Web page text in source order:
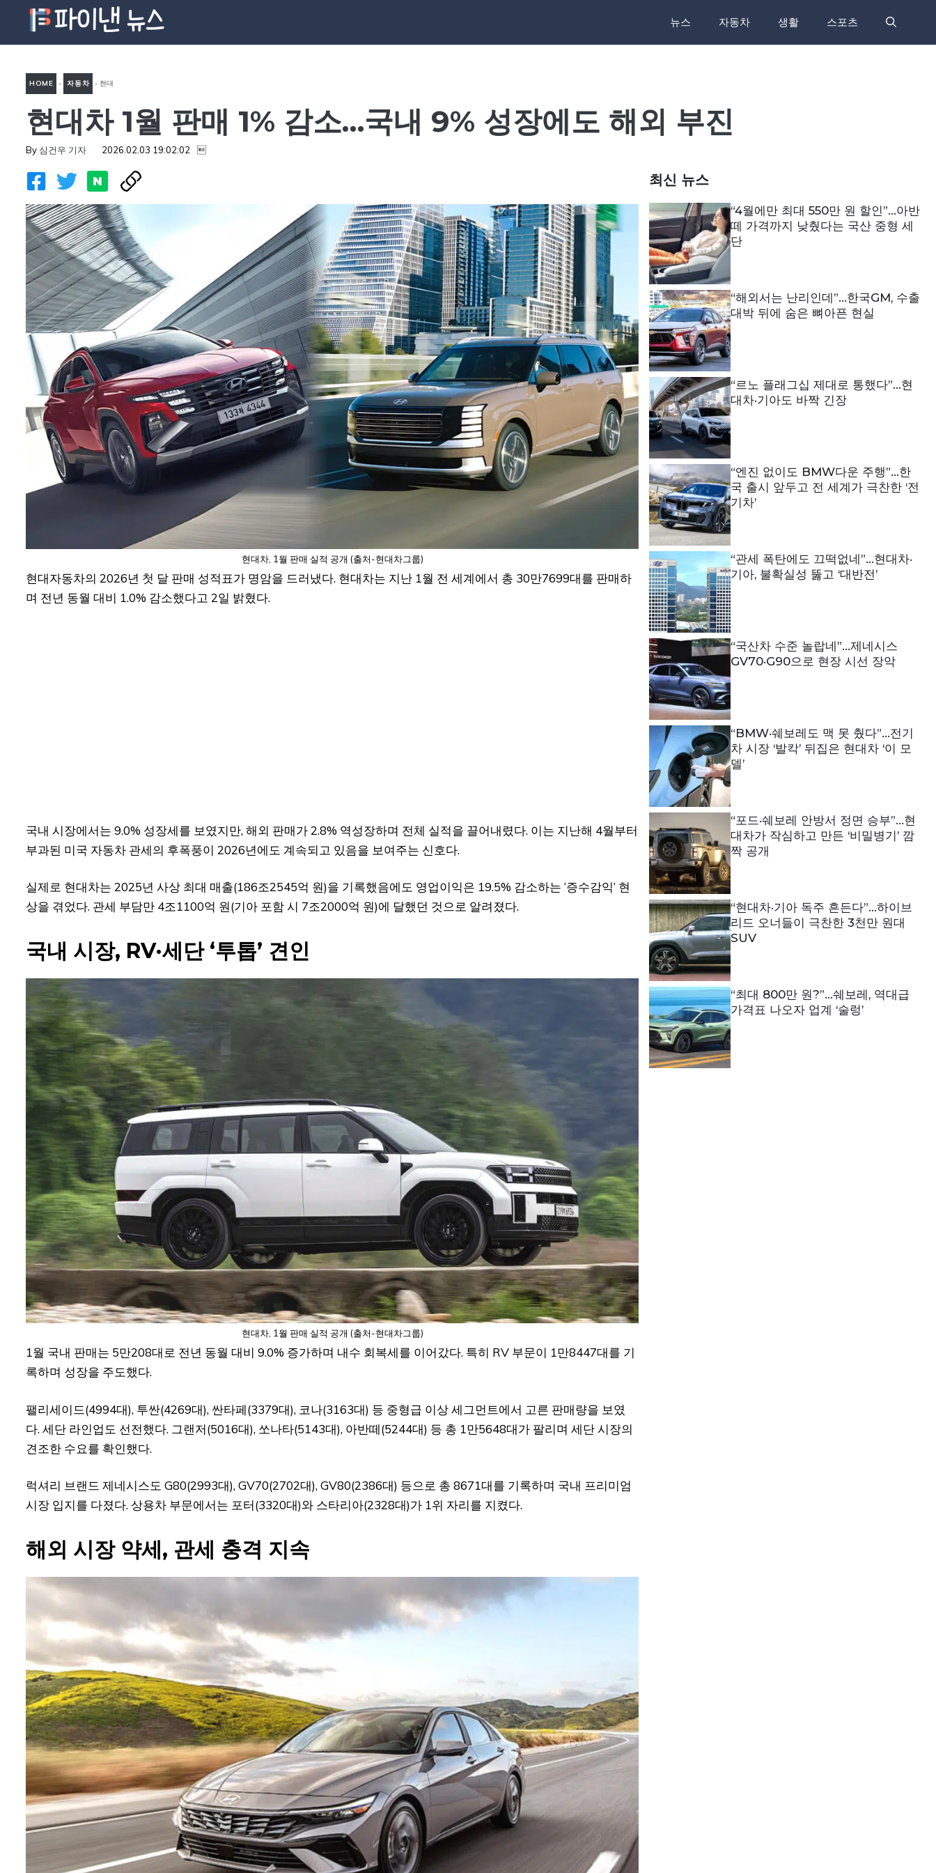
츠
뉴스 자동차 생활 스포츠
HOME - 자동차 - 현대
차 1월 판매 1% 감소…국내
9% 성장에도 해외 부진
현대차 1월 판매 1% 감소…국내 9% 성장에도 해외 부진
By 심건우 기자 2026.02.03 19:02:02 
현대차, 1월 판매 실적 공개 (출처-현대차그룹)
현대자동차의 2026년 첫 달 판매 성적표가 명암을 드러냈다. 현대차는 지난 1월 전 세계에서 총 30만7699대를 판매하
며 전년 동월 대비 1.0% 감소했다고 2일 밝혔다.
국내 시장에서는 9.0% 성장세를 보였지만, 해외 판매가 2.8% 역성장하며 전체 실적을 끌어내렸다. 이는 지난해 4월부터
부과된 미국 자동차 관세의 후폭풍이 2026년에도 계속되고 있음을 보여주는 신호다.
실제로 현대차는 2025년 사상 최대 매출(186조2545억 원)을 기록했음에도 영업이익은 19.5% 감소하는 ‘증수감익’ 현
상을 겪었다. 관세 부담만 4조1100억 원(기아 포함 시 7조2000억 원)에 달했던 것으로 알려졌다.
국내 시장, RV·세단 ‘투톱’ 견인
현대차, 1월 판매 실적 공개 (출처-현대차그룹)
1월 국내 판매는 5만208대로 전년 동월 대비 9.0% 증가하며 내수 회복세를 이어갔다. 특히 RV 부문이 1만8447대를 기
록하며 성장을 주도했다.
팰리세이드(4994대), 투싼(4269대), 싼타페(3379대), 코나(3163대) 등 중형급 이상 세그먼트에서 고른 판매량을 보였
다. 세단 라인업도 선전했다. 그랜저(5016대), 쏘나타(5143대), 아반떼(5244대) 등 총 1만5648대가 팔리며 세단 시장의
견조한 수요를 확인했다.
럭셔리 브랜드 제네시스도 G80(2993대), GV70(2702대), GV80(2386대) 등으로 총 8671대를 기록하며 국내 프리미엄
시장 입지를 다졌다. 상용차 부문에서는 포터(3320대)와 스타리아(2328대)가 1위 자리를 지켰다.
해외 시장 약세, 관세 충격 지속
최신 뉴스
“4월에만 최대 550만 원 할인”…아반
떼 가격까지 낮췄다는 국산 중형 세
단
“해외서는 난리인데”…한국GM, 수출
대박 뒤에 숨은 뼈아픈 현실
“르노 플래그십 제대로 통했다”…현
대차·기아도 바짝 긴장
“엔진 없이도 BMW다운 주행”…한
국 출시 앞두고 전 세계가 극찬한 ‘전
기차’
“관세 폭탄에도 끄떡없네”…현대차·
기아, 불확실성 뚫고 ‘대반전’
“국산차 수준 놀랍네”…제네시스
GV70·G90으로 현장 시선 장악
“BMW·쉐보레도 맥 못 췄다”…전기
차 시장 ‘발칵’ 뒤집은 현대차 ‘이 모
델’
“포드·쉐보레 안방서 정면 승부”…현
대차가 작심하고 만든 ‘비밀병기’ 깜
짝 공개
“현대차·기아 독주 흔든다”…하이브
리드 오너들이 극찬한 3천만 원대
SUV
“최대 800만 원?”…쉐보레, 역대급
가격표 나오자 업계 ‘술렁’